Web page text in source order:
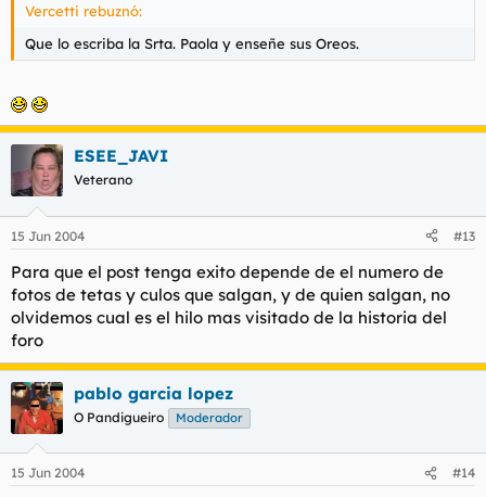
Vercetti rebuznó:
Que lo escriba la Srta. Paola y enseñe sus Oreos.
ESEE_JAVI
Veterano
15 Jun 2004 #13
Para que el post tenga exito depende de el numero de
fotos de tetas y culos que salgan, y de quien salgan, no
olvidemos cual es el hilo mas visitado de la historia del
foro
pablo garcia lopez
O Pandigueiro Moderador
15 Jun 2004 #14